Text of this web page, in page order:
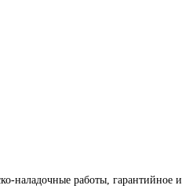
наладочные работы, гарантийное и